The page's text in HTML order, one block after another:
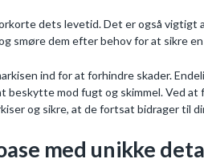
dets levetid. Det er også vigtigt
smøre dem efter behov for at sikre
ind for at forhindre skader.
mod fugt og skimmel. Ved at
og sikre, at de fortsat bidrager til
med unikke